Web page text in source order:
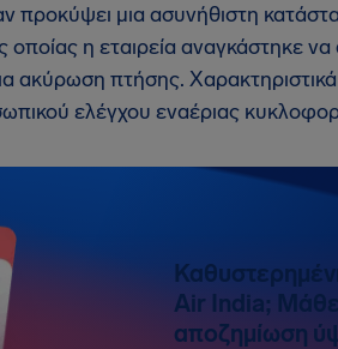
προκύψει μια ασυνήθιστη
οποίας η εταιρεία αναγκάστηκε
ακύρωση πτήσης.
ελέγχου εναέριας
Air India;
αποζημίωση